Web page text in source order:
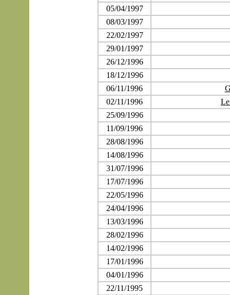
05/04/1997
08/03/1997
22/02/1997
29/01/1997
26/12/1996
18/12/1996
06/11/1996
02/11/1996
25/09/1996
11/09/1996
28/08/1996
14/08/1996
31/07/1996
17/07/1996
22/05/1996
24/04/1996
13/03/1996
28/02/1996
14/02/1996
17/01/1996
04/01/1996
22/11/1995